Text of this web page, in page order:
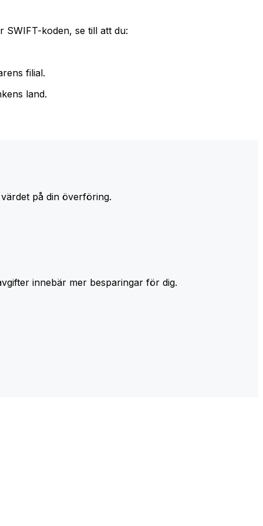
koden, se till att du:
filial.
land.
på din överföring.
innebär mer besparingar för dig.